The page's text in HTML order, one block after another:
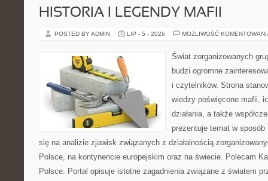
HISTORIA I LEGENDY MAFII
POSTED BY ADMIN LIP - 5 - 2026 MOŻLIWOŚĆ
Świat zorganizowanych
budzi ogromne
i czytelników. Strona
wiedzy poświęcone mafii,
działania, a także
prezentuje temat w
się na analizie zjawisk związanych z działalnością
Polsce, na kontynencie europejskim oraz na świecie. Polecam
Polsce. Portal opisuje istotne zagadnienia związane z światem